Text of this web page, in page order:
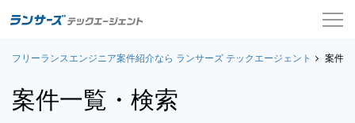
案件一覧
お役立ちコンテンツ
フリーランスエンジニア案件紹介なら ランサーズ テックエージェント 案件
案件一覧・検索